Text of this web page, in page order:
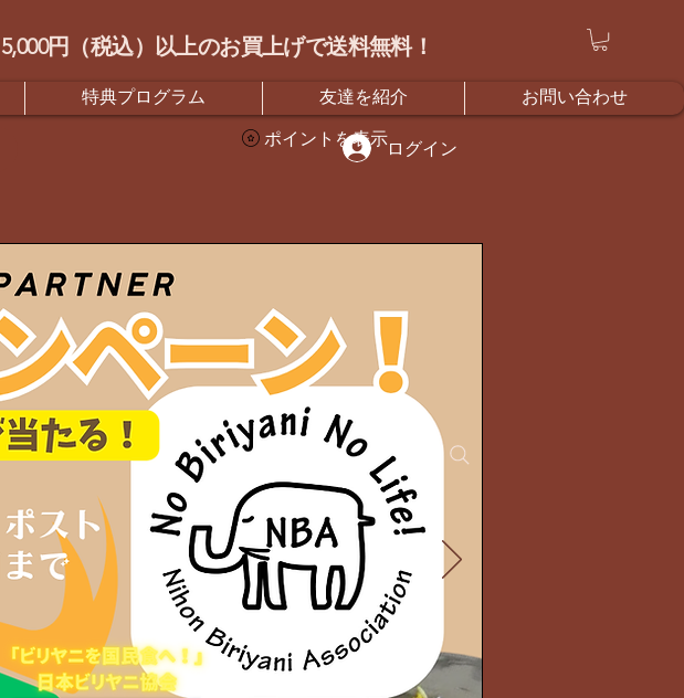
5,000円（税込）以上のお買上げで送料無料！
ログイン
ポイントを表示
特典プログラム 友達を紹介 お問い合わせ